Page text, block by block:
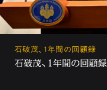
石破茂、1年間の回顧録
石破茂、1年間の回顧録